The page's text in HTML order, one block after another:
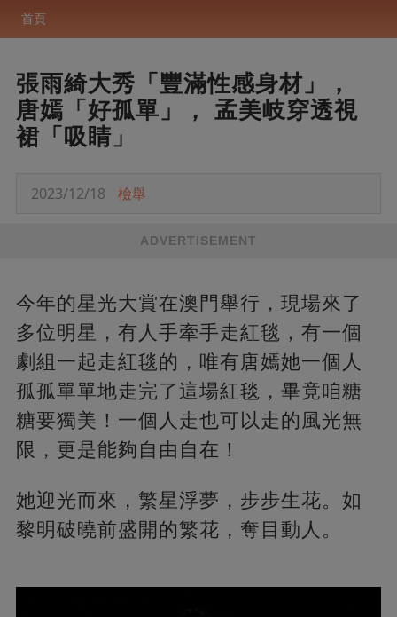
首頁
張雨綺大秀「豐滿性感身材」，
唐嫣「好孤單」， 孟美岐穿透視
裙「吸睛」
2023/12/18 檢舉
ADVERTISEMENT
今年的星光大賞在澳門舉行，現場來了
多位明星，有人手牽手走紅毯，有一個
劇組一起走紅毯的，唯有唐嫣她一個人
孤孤單單地走完了這場紅毯，畢竟咱糖
糖要獨美！一個人走也可以走的風光無
限，更是能夠自由自在！
她迎光而來，繁星浮夢，步步生花。如
黎明破曉前盛開的繁花，奪目動人。